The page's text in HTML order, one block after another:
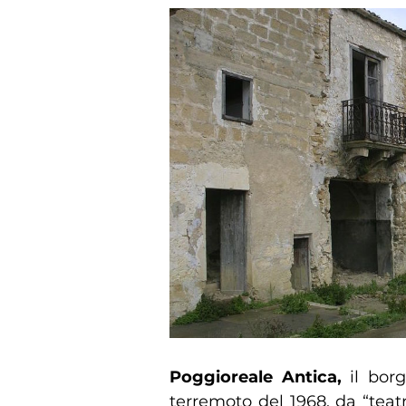
Poggioreale Antica, il
terremoto del 1968, da